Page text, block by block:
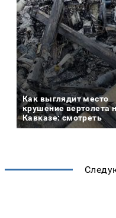
Как выглядит место
крушение вертолета
Кавказе: смотреть